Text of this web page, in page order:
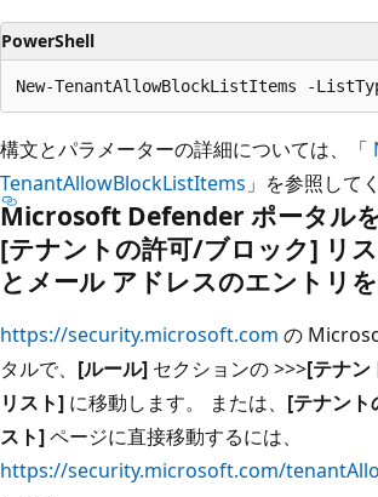
PowerShell
構文とパラメーターの詳細については、「
TenantAllowBlockListItems 」を参照して
Microsoft Defender ポータルを
[テナントの許可/ブロック] リ
とメール アドレスのエントリ
https://security.microsoft.com の
タルで、 [ルール] セクションの >>>[テナン
リスト] に移動します。 または、 [テナント
スト]ページに直接移動するには、
https://security.microsoft.com/